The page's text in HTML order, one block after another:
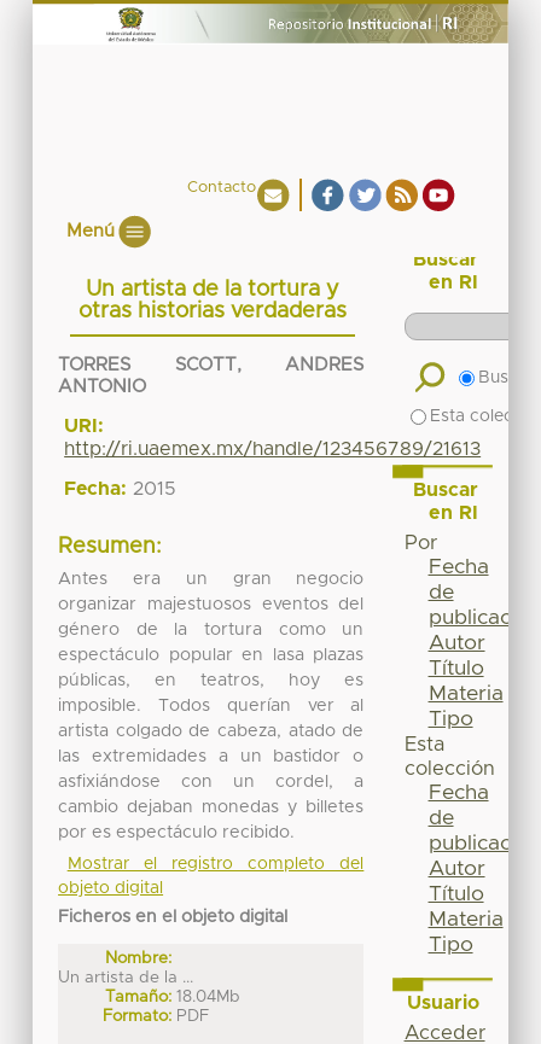
Contacto
Menú
Un artista de la tortura y
otras historias verdaderas
TORRES SCOTT, ANDRES
ANTONIO
URI:
http://ri.uaemex.mx/handle/123456789/21613
Fecha: 2015
Resumen:
Antes era un gran negocio
organizar majestuosos eventos del
género de la tortura como un
espectáculo popular en lasa plazas
públicas, en teatros, hoy es
imposible. Todos querían ver al
artista colgado de cabeza, atado de
las extremidades a un bastidor o
asfixiándose con un cordel, a
cambio dejaban monedas y billetes
por es espectáculo recibido.
Mostrar el registro completo del
objeto digital
Ficheros en el objeto digital
Nombre:
Un artista de la ...
Tamaño: 18.04Mb
Formato: PDF
Buscar
en RI
Buscar
Esta
Buscar
en RI
Por
Fecha
de
publicación
Autor
Título
Materia
Tipo
Esta
colección
Fecha
de
publicación
Autor
Título
Materia
Tipo
Usuario
Acceder